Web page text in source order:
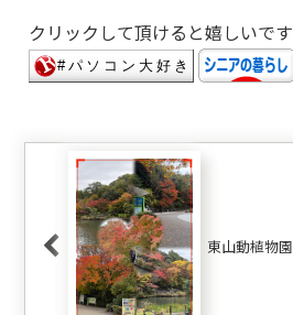
クリックして頂けると嬉しいで
東山動植物